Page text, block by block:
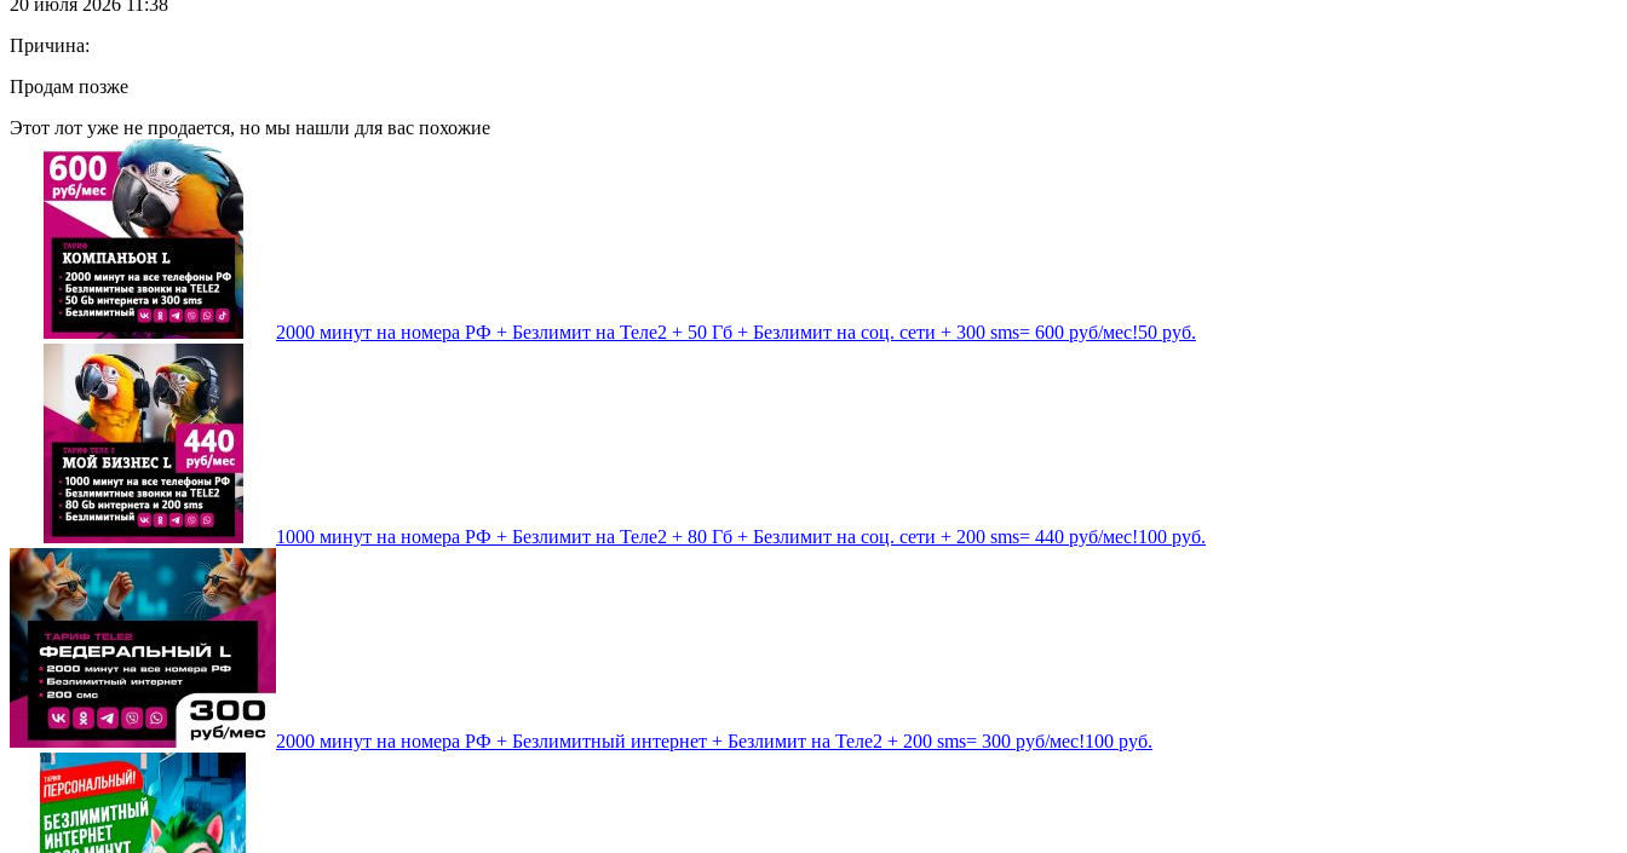
20 июля 2026 11:38
Причина:
Продам позже
Этот лот уже не продается, но мы нашли для вас похожие
2000 минут на номера РФ + Безлимит на Теле2 + 50 Гб + Безлимит на соц. сети + 300 sms= 600 руб/мес!50 руб.
1000 минут на номера РФ + Безлимит на Теле2 + 80 Гб + Безлимит на соц. сети + 200 sms= 440 руб/мес!100 руб.
2000 минут на номера РФ + Безлимитный интернет + Безлимит на Теле2 + 200 sms= 300 руб/мес!100 руб.